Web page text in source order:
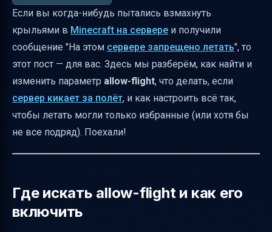
исправить
Можно ли летать на гиппогрифах с модом
Ice and Fire?
Почему в одиночной игре полёт доступен
только в Creative, а в Survival — нет
Что делать, если локальный сервер не
запускается после изменения eula=true
Как реализовать временный полёт без
Если вы когда-нибудь пытались взмахнуть
крыльями в Minecraft на сервере и получили
сообщение "На этом сервере запрещено летать", то
этот пост — для вас. Здесь мы разберём, как найти и
изменить параметр allow-flight, что делать, если
сервер кикает за полёт, и как настроить всё так,
чтобы летать могли только избранные (или хотя бы
не все подряд). Поехали!
Где искать allow-flight и как его
включить